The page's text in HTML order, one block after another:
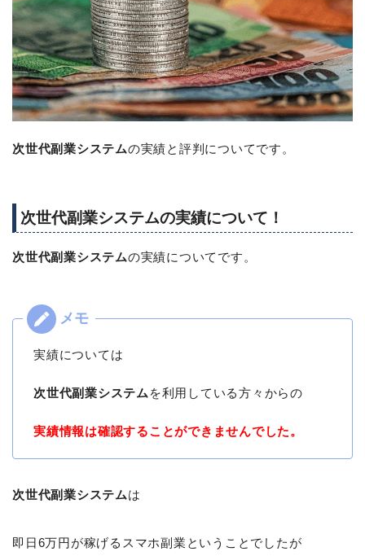
次世代副業システムの実績と評判についてです。
次世代副業システムの実績について！
次世代副業システムの実績についてです。
実績については
次世代副業システム を利用している方々からの
実績情報は確認することができませんでした。
次世代副業システムは
即日6万円が稼げるスマホ副業ということでしたが